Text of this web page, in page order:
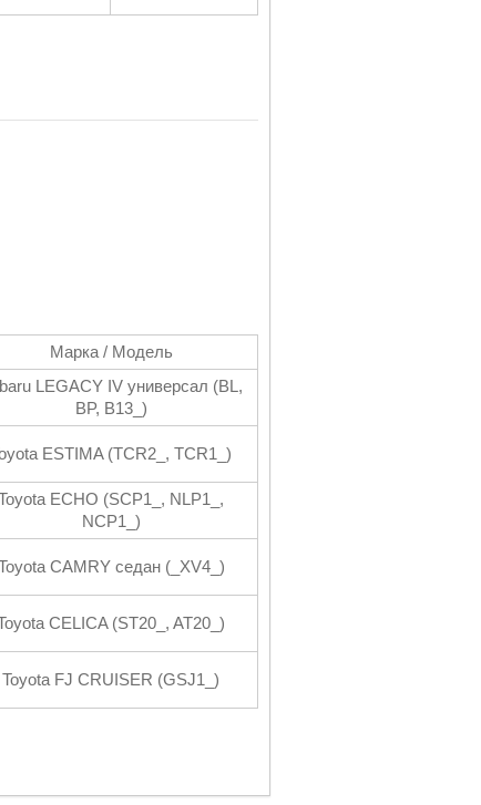
Марка / Модель
LEGACY IV универсал (BL,
BP, B13_)
ESTIMA (TCR2_, TCR1_)
ECHO (SCP1_, NLP1_,
NCP1_)
CAMRY седан (_XV4_)
CELICA (ST20_, AT20_)
Toyota FJ CRUISER (GSJ1_)